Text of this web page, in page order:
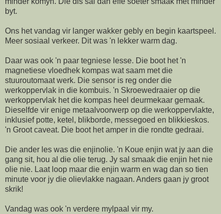
byt.
Ons het vandag vir langer wakker gebly en begin kaartspeel.
Meer sosiaal verkeer. Dit was 'n lekker warm dag.
Daar was ook 'n paar tegniese lesse. Die boot het 'n
magnetiese vloedhek kompas wat saam met die
stuuroutomaat werk. Die sensor is reg onder die
werkoppervlak in die kombuis. 'n Skroewedraaier op die
werkoppervlak het die kompas heel deurmekaar gemaak.
Dieselfde vir enige metaalvoorwerp op die werkoppervlakte,
inklusief potte, ketel, blikborde, messegoed en blikkieskos.
'n Groot caveat. Die boot het amper in die rondte gedraai.
Die ander les was die enjinolie. 'n Koue enjin wat jy aan die
gang sit, hou al die olie terug. Jy sal smaak die enjin het nie
olie nie. Laat loop maar die enjin warm en wag dan so tien
minute voor jy die olievlakke nagaan. Anders gaan jy groot
skrik!
Vandag was ook 'n verdere mylpaal vir my.